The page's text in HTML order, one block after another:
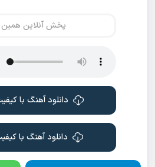
پخش آنلاین
دانلود آهنگ با کیفیت
دانلود آهنگ با کیفیت